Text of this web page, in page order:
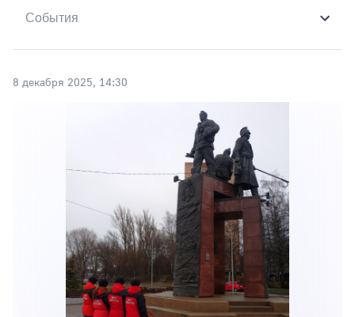
Публикация не ранее
Публикация не позднее
Тип раздела
Сортировать по
8 декабря 2025, 14:30